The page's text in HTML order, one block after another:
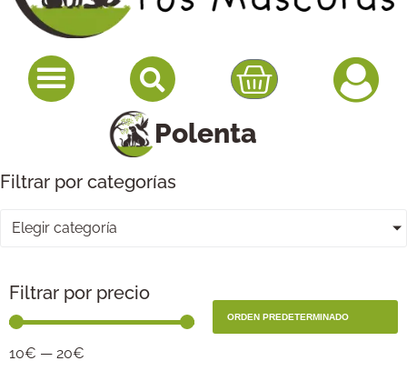
Polenta
Filtrar por categorías
Elegir categoría
Filtrar por precio
10€ — 20€